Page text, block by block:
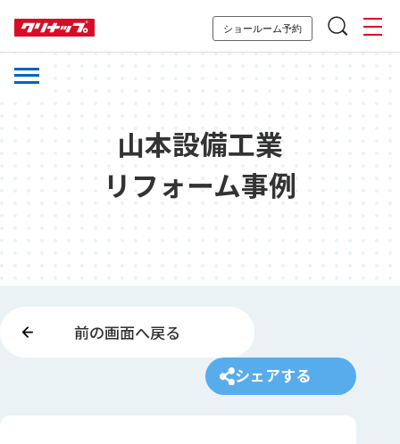
ショールーム予約
山本設備工業
リフォーム事例
前の画面へ戻る
シェアする